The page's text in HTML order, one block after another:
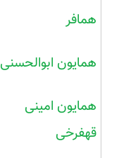
همافر
همایون ابوالحسنی
همایون امینی
قهفرخی